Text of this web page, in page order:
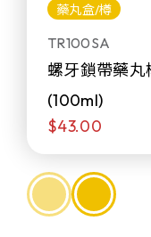
藥丸盒/樽
TR100SA
螺牙鎖帶藥丸
(100ml)
$43.00